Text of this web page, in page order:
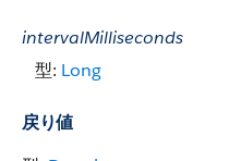
intervalMilliseconds
型: Long
戻り値